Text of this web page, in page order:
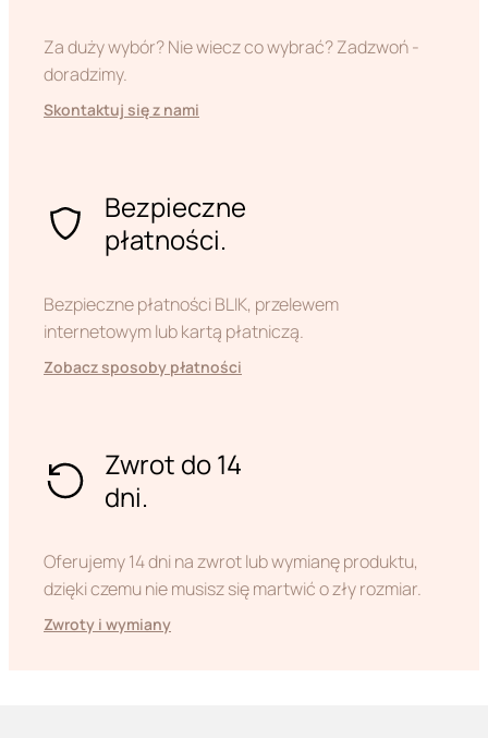
Za duży wybór? Nie wiecz co wybrać? Zadzwoń -
doradzimy.
Skontaktuj się z nami
Bezpieczne
płatności.
Bezpieczne płatności BLIK, przelewem
internetowym lub kartą płatniczą.
Zobacz sposoby płatności
Zwrot do 14
dni.
Oferujemy 14 dni na zwrot lub wymianę produktu,
dzięki czemu nie musisz się martwić o zły rozmiar.
Zwroty i wymiany